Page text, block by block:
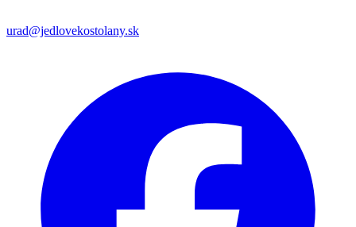
urad@jedlovekostolany.sk